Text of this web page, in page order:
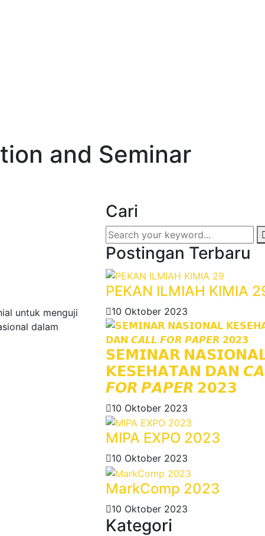
and Seminar
untuk menguji
dalam
Cari
Postingan Terbaru
PEKAN ILMIAH KIMIA
10 Oktober 2023
𝗦𝗘𝗠𝗜𝗡𝗔𝗥
𝗞𝗘𝗦𝗘𝗛𝗔𝗧𝗔𝗡 𝗗𝗔𝗡
𝙁𝙊𝙍 𝙋𝘼𝙋𝙀𝙍 𝟮𝟬𝟮𝟯
10 Oktober 2023
MIPA EXPO 2023
10 Oktober 2023
MarkComp 2023
10 Oktober 2023
Kategori